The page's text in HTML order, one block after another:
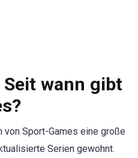
wann gibt
von Sport-Games eine große
Serien gewohnt.